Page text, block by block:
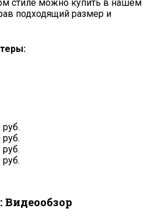
стиле можно купить в нашем
подходящий размер и
руб.